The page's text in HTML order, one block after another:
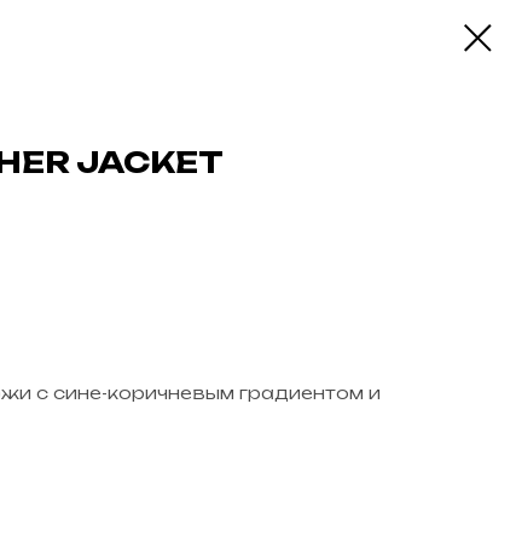
JACKET
с сине-коричневым градиентом и